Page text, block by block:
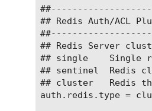
## Redis Auth/ACL
## Redis Server
## single    Single
## sentinel  Redis
## cluster   Redis
auth.redis.type =